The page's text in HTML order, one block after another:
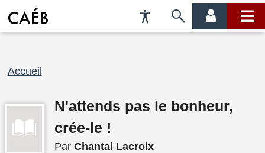
Préférences
d'accessibilité
Passer
menu
menu
Fil
Accueil
N'attends pas le bonheur,
crée-le !
Par Chantal Lacroix